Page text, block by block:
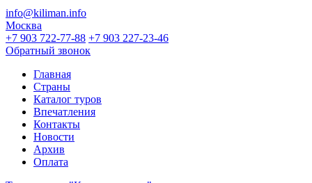
info@kiliman.info
Москва
+7 903 722-77-88 +7 903 227-23-46
Обратный звонок
Главная
Страны
Каталог туров
Впечатления
Контакты
Новости
Архив
Оплата